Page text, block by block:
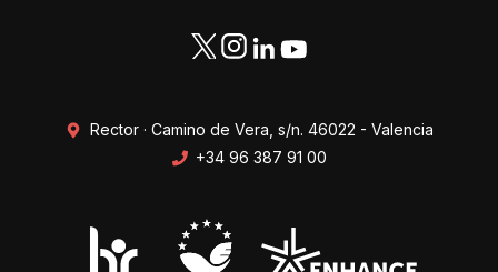
Rector · Camino de Vera, s/n. 46022 - Valencia
+34 96 387 91 00